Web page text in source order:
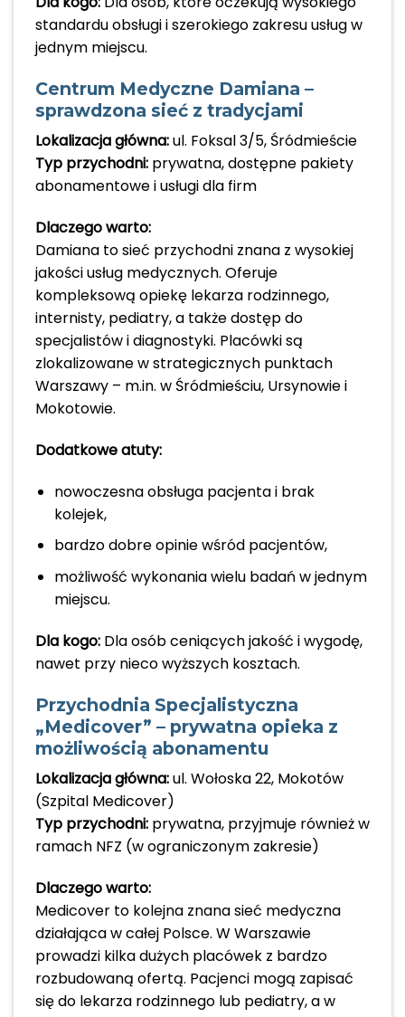
standardu obsługi i szerokiego zakresu usług w
jednym miejscu.
Centrum Medyczne Damiana –
sprawdzona sieć z tradycjami
Lokalizacja główna:ul. Foksal 3/5, Śródmieście
Typ przychodni: prywatna, dostępne pakiety
abonamentowe i usługi dla firm
Dlaczego warto:
Damiana to sieć przychodni znana z wysokiej
jakości usług medycznych. Oferuje
kompleksową opiekę lekarza rodzinnego,
internisty, pediatry, a także dostęp do
specjalistów i diagnostyki. Placówki są
zlokalizowane w strategicznych punktach
Warszawy – m.in. w Śródmieściu, Ursynowie i
Mokotowie.
Dodatkowe atuty:
nowoczesna obsługa pacjenta i brak
kolejek,
bardzo dobre opinie wśród pacjentów,
możliwość wykonania wielu badań w jednym
miejscu.
Dla kogo: Dla osób ceniących jakość i wygodę,
nawet przy nieco wyższych kosztach.
Przychodnia Specjalistyczna
„Medicover” – prywatna opieka z
możliwością abonamentu
Lokalizacja główna:ul. Wołoska 22, Mokotów
(Szpital Medicover)
Typ przychodni: prywatna, przyjmuje również w
ramach NFZ (w ograniczonym zakresie)
Dlaczego warto:
Medicover to kolejna znana sieć medyczna
działająca w całej Polsce. W Warszawie
prowadzi kilka dużych placówek z bardzo
rozbudowaną ofertą. Pacjenci mogą zapisać
się do lekarza rodzinnego lub pediatry, a w